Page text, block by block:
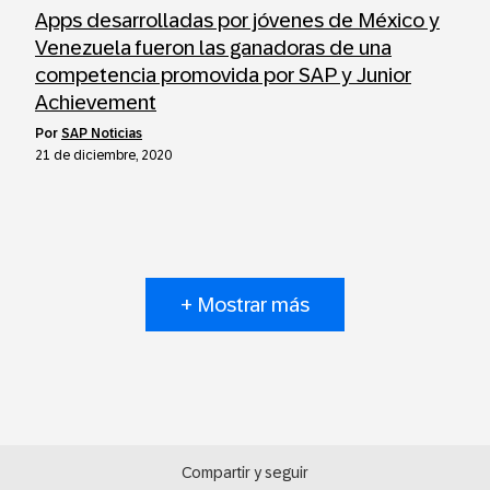
Apps desarrolladas por jóvenes de México y
Venezuela fueron las ganadoras de una
competencia promovida por SAP y Junior
Achievement
por SAP Noticias
21 de diciembre, 2020
+ Mostrar más
Compartir y seguir